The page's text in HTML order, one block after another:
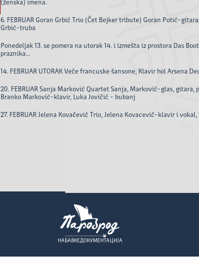
(ženska) imena.
6. FEBRUAR Goran Grbić Trio (Čet Bejker tribute) Goran Potić-
Grbić-truba
Ponedeljak 13. se pomera na utorak 14. i izmešta iz prostora Das
praznika...
14. FEBRUAR UTORAK Veče francuske šansone, Klavir hol Arsena
20. FEBRUAR Sanja Marković Quartet Sanja, Marković-glas,
Branko Marković-klavir, Luka Jovičić - bubanj
27. FEBRUAR Jelena Kovačević Trio, Jelena Kovacevič-klavir i
НАБАВКЕДОКУМЕНТАЦИЈА